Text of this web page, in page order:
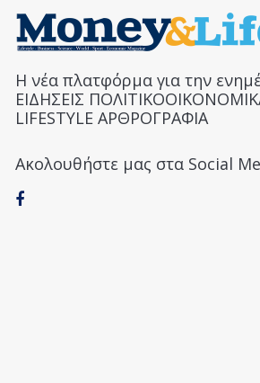
Η νέα πλατφόρμα για την
ΕΙΔΗΣΕΙΣ
LIFESTYLE ΑΡΘΡΟΓΡΑΦΙΑ
Ακολουθήστε μας στα Social